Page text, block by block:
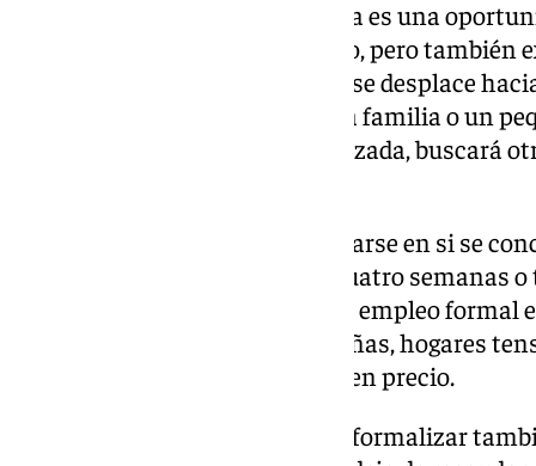
La regularización extraordinaria es una
Puede aflorar empleo sumergido, pero también
esa informalidad simplemente se desplace
están dentro del sistema. Si una familia o un
el coste de una persona regularizada, buscará
Por eso el debate no puede quedarse en si se
en si la Administración tarda cuatro semanas
es otra: cómo hacemos viable el empleo
productividad, empresas pequeñas, hogares
compiten casi exclusivamente en precio.
Formalizar tiene coste, pero no formalizar